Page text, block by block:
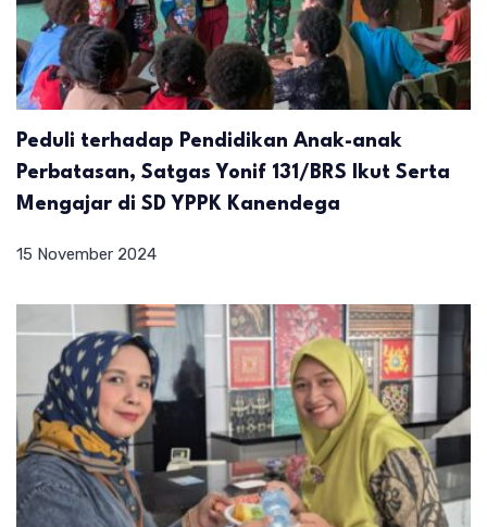
Peduli terhadap Pendidikan Anak-anak
Perbatasan, Satgas Yonif 131/BRS Ikut Serta
Mengajar di SD YPPK Kanendega
15 November 2024